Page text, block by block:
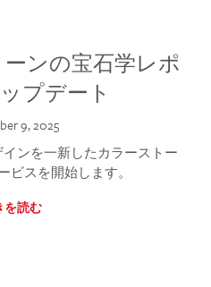
ンの宝石学レポ
プデート
9, 2025
ンを一新したカラーストー
ビスを開始します。
を読む